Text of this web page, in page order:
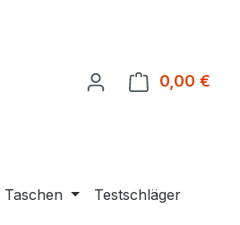
0,00 €
Taschen
Testschläger